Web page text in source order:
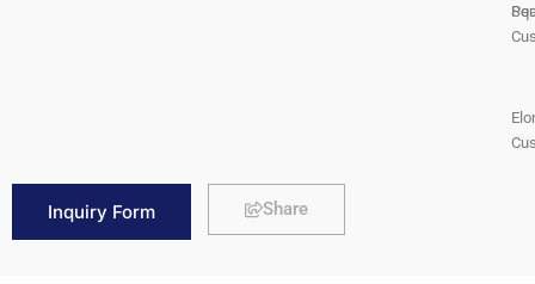
Inquiry Form Share